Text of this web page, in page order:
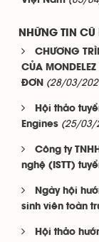
NHỮNG TIN CŨ
CHƯƠNG
CỦA
ĐƠN
(28/03/
Hội thảo
Engines (25/03/
Công ty
nghệ (ISTT)
Ngày hội
sinh viên toàn
Hội thảo